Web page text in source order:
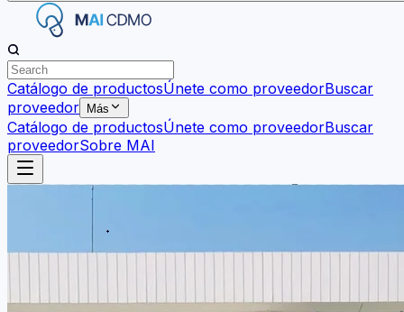
Catálogo de productosÚnete como proveedorBuscar
proveedor
Más
Catálogo de productosÚnete como proveedorBuscar
proveedorSobre MAI